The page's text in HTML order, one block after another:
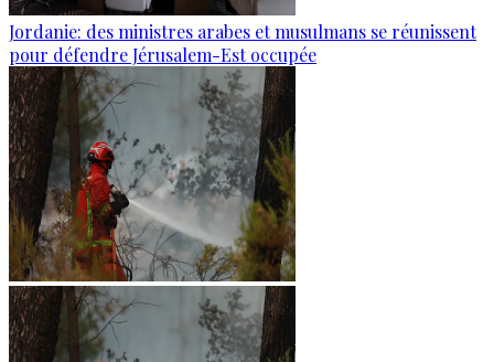
Jordanie: des ministres arabes et musulmans se réunissent
pour défendre Jérusalem-Est occupée